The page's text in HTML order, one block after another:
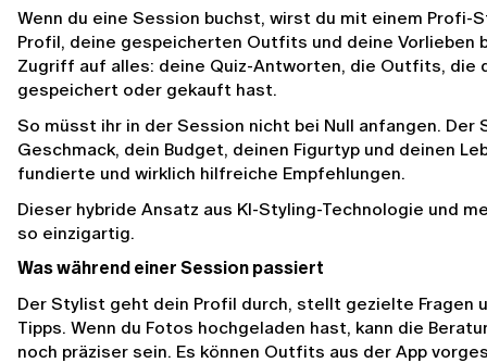
Wenn du eine Session buchst, wirst du mit einem Profi-
Profil, deine gespeicherten Outfits und deine Vorlieben
Zugriff auf alles: deine Quiz-Antworten, die Outfits, die
gespeichert oder gekauft hast.
So müsst ihr in der Session nicht bei Null anfangen.
Geschmack, dein Budget, deinen Figurtyp und deinen
fundierte und wirklich hilfreiche Empfehlungen.
Dieser hybride Ansatz aus KI-Styling-Technologie und
so einzigartig.
Was während einer Session passiert
Der Stylist geht dein Profil durch, stellt gezielte Fragen
Tipps. Wenn du Fotos hochgeladen hast, kann die
noch präziser sein. Es können Outfits aus der App